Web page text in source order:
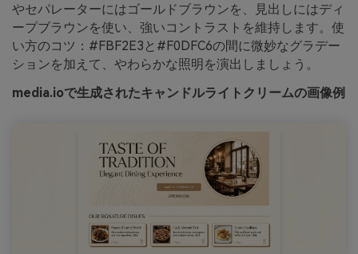
やセパレーターにはゴールドブラウンを、見出しにはディ
ープブラウンを使い、強いコントラストを維持します。使
い方のコツ：#FBF2E3と#F0DFC6の間に微妙なグラデー
ションを加えて、やわらかな照明を演出しましょう。
media.ioで生成されたキャンドルライトクリームの画像例